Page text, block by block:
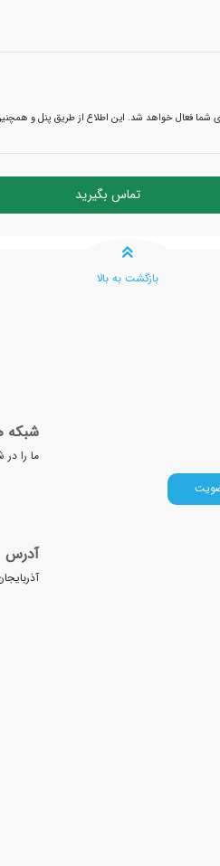
شما فعال خواهد شد. این اطلاع از طریق پنل و
تماس بگیرید
شبکه
ما را
آدرس
بازگشت به بالا